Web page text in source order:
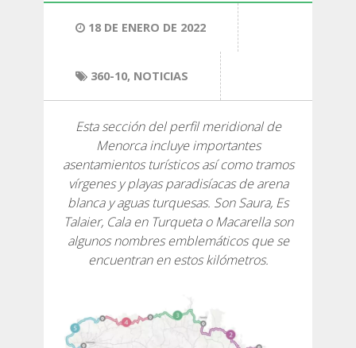
8 ETAPAS
7 ETAPAS
6 ETAPAS
SELECCIÓN DE ETAPAS
5 ETAPAS
18 DE ENERO DE 2022
360-10, NOTICIAS
Esta sección del perfil meridional de
Menorca incluye importantes
asentamientos turísticos así como tramos
vírgenes y playas paradisíacas de arena
blanca y aguas turquesas. Son Saura, Es
Talaier, Cala en Turqueta o Macarella son
algunos nombres emblemáticos que se
encuentran en estos kilómetros.